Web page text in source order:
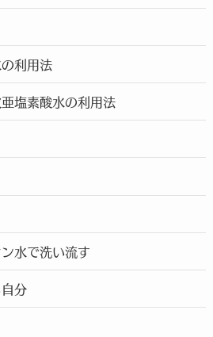
利用法
塩素酸水の利用法
水で洗い流す
分